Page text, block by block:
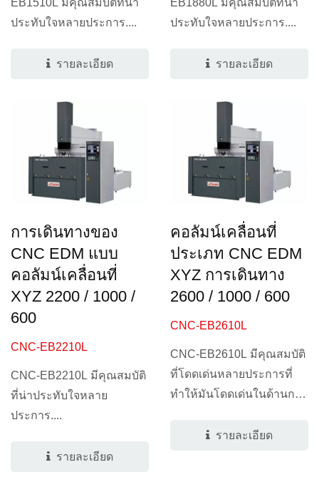
EB1510L มีคุณสมบัติที่น่า
ประทับใจหลายประการ....
รายละเอียด
EB1880L มีคุณสมบัติที่น่า
ประทับใจหลายประการ....
รายละเอียด
การเดินทางของ
CNC EDM แบบ
คอลัมน์เคลื่อนที่
XYZ 2200 / 1000 /
600
CNC-EB2210L
CNC-EB2210L มีคุณสมบัติ
ที่น่าประทับใจหลาย
ประการ....
รายละเอียด
คอลัมน์เคลื่อนที่
ประเภท CNC EDM
XYZ การเดินทาง
2600 / 1000 / 600
CNC-EB2610L
CNC-EB2610L มีคุณสมบัติ
ที่โดดเด่นหลายประการที่
ทำให้มันโดดเด่นในด้านการ
รายละเอียด